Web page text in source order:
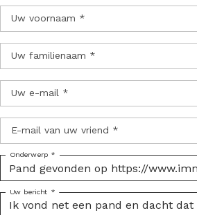
Uw voornaam *
Uw familienaam *
Uw e-mail *
E-mail van uw vriend *
Onderwerp *
Uw bericht *